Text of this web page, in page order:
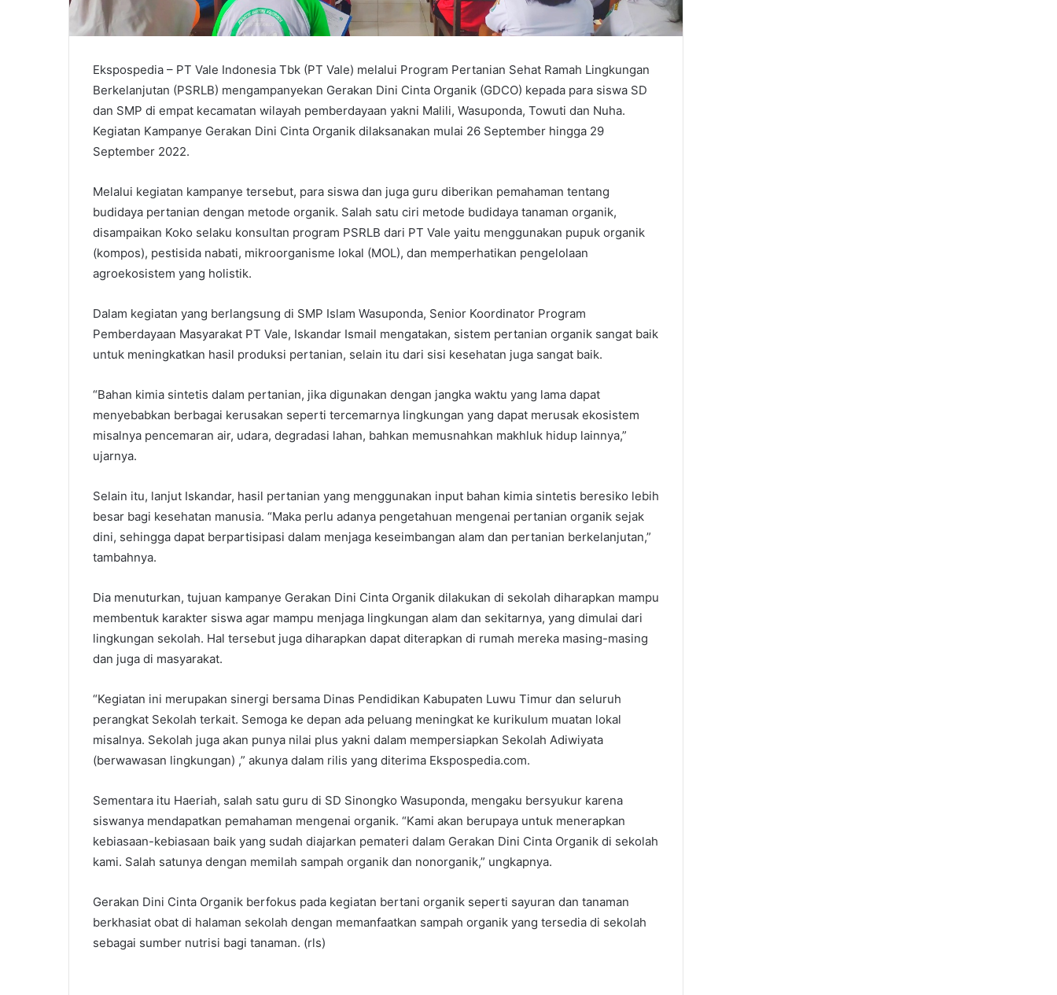
Ekspospedia – PT Vale Indonesia Tbk (PT Vale) melalui Program Pertanian Sehat Ramah Lingkungan
Berkelanjutan (PSRLB) mengampanyekan Gerakan Dini Cinta Organik (GDCO) kepada para siswa SD
dan SMP di empat kecamatan wilayah pemberdayaan yakni Malili, Wasuponda, Towuti dan Nuha.
Kegiatan Kampanye Gerakan Dini Cinta Organik dilaksanakan mulai 26 September hingga 29
September 2022.
Melalui kegiatan kampanye tersebut, para siswa dan juga guru diberikan pemahaman tentang
budidaya pertanian dengan metode organik. Salah satu ciri metode budidaya tanaman organik,
disampaikan Koko selaku konsultan program PSRLB dari PT Vale yaitu menggunakan pupuk organik
(kompos), pestisida nabati, mikroorganisme lokal (MOL), dan memperhatikan pengelolaan
agroekosistem yang holistik.
Dalam kegiatan yang berlangsung di SMP Islam Wasuponda, Senior Koordinator Program
Pemberdayaan Masyarakat PT Vale, Iskandar Ismail mengatakan, sistem pertanian organik sangat baik
untuk meningkatkan hasil produksi pertanian, selain itu dari sisi kesehatan juga sangat baik.
“Bahan kimia sintetis dalam pertanian, jika digunakan dengan jangka waktu yang lama dapat
menyebabkan berbagai kerusakan seperti tercemarnya lingkungan yang dapat merusak ekosistem
misalnya pencemaran air, udara, degradasi lahan, bahkan memusnahkan makhluk hidup lainnya,”
ujarnya.
Selain itu, lanjut Iskandar, hasil pertanian yang menggunakan input bahan kimia sintetis beresiko lebih
besar bagi kesehatan manusia. “Maka perlu adanya pengetahuan mengenai pertanian organik sejak
dini, sehingga dapat berpartisipasi dalam menjaga keseimbangan alam dan pertanian berkelanjutan,”
tambahnya.
Dia menuturkan, tujuan kampanye Gerakan Dini Cinta Organik dilakukan di sekolah diharapkan mampu
membentuk karakter siswa agar mampu menjaga lingkungan alam dan sekitarnya, yang dimulai dari
lingkungan sekolah. Hal tersebut juga diharapkan dapat diterapkan di rumah mereka masing-masing
dan juga di masyarakat.
“Kegiatan ini merupakan sinergi bersama Dinas Pendidikan Kabupaten Luwu Timur dan seluruh
perangkat Sekolah terkait. Semoga ke depan ada peluang meningkat ke kurikulum muatan lokal
misalnya. Sekolah juga akan punya nilai plus yakni dalam mempersiapkan Sekolah Adiwiyata
(berwawasan lingkungan) ,” akunya dalam rilis yang diterima Ekspospedia.com.
Sementara itu Haeriah, salah satu guru di SD Sinongko Wasuponda, mengaku bersyukur karena
siswanya mendapatkan pemahaman mengenai organik. “Kami akan berupaya untuk menerapkan
kebiasaan-kebiasaan baik yang sudah diajarkan pemateri dalam Gerakan Dini Cinta Organik di sekolah
kami. Salah satunya dengan memilah sampah organik dan nonorganik,” ungkapnya.
Gerakan Dini Cinta Organik berfokus pada kegiatan bertani organik seperti sayuran dan tanaman
berkhasiat obat di halaman sekolah dengan memanfaatkan sampah organik yang tersedia di sekolah
sebagai sumber nutrisi bagi tanaman. (rls)